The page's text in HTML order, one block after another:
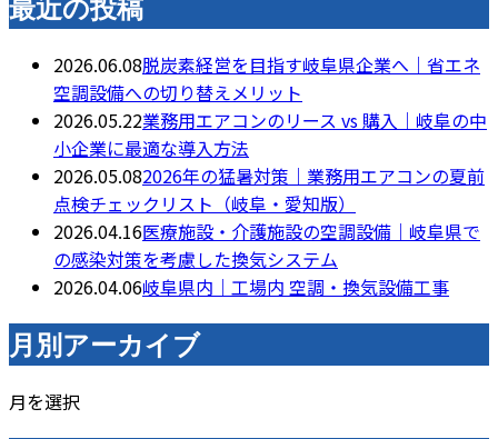
最近の投稿
2026.06.08脱炭素経営を目指す岐阜県企業へ｜省エネ
空調設備への切り替えメリット
2026.05.22業務用エアコンのリース vs 購入｜岐阜の中
小企業に最適な導入方法
2026.05.082026年の猛暑対策｜業務用エアコンの夏前
点検チェックリスト（岐阜・愛知版）
2026.04.16医療施設・介護施設の空調設備｜岐阜県で
の感染対策を考慮した換気システム
2026.04.06岐阜県内｜工場内 空調・換気設備工事
月別アーカイブ
月を選択